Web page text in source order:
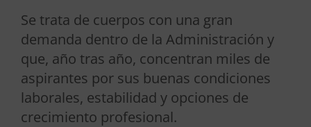
Se trata de cuerpos con una gran
demanda dentro de la Administración y
que, año tras año, concentran miles de
aspirantes por sus buenas condiciones
laborales, estabilidad y opciones de
crecimiento profesional.